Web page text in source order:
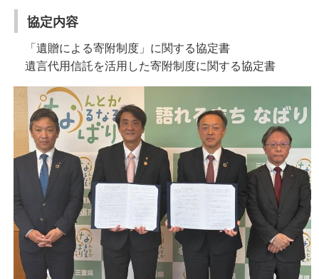
協定内容
「遺贈による寄附制度」に関する協定書
遺言代用信託を活用した寄附制度に関する協定書